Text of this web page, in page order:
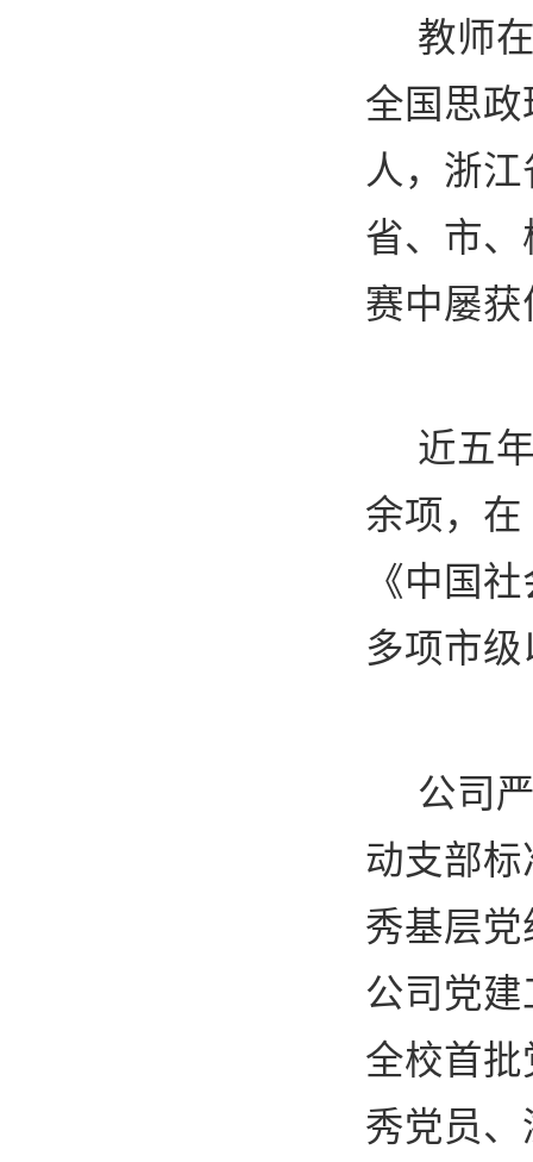
教师
全国思
人，浙
省、市
赛中屡
近五
余项，
《中国
多项市
公司
动支部
秀基层党
公司党
全校首批
秀党员